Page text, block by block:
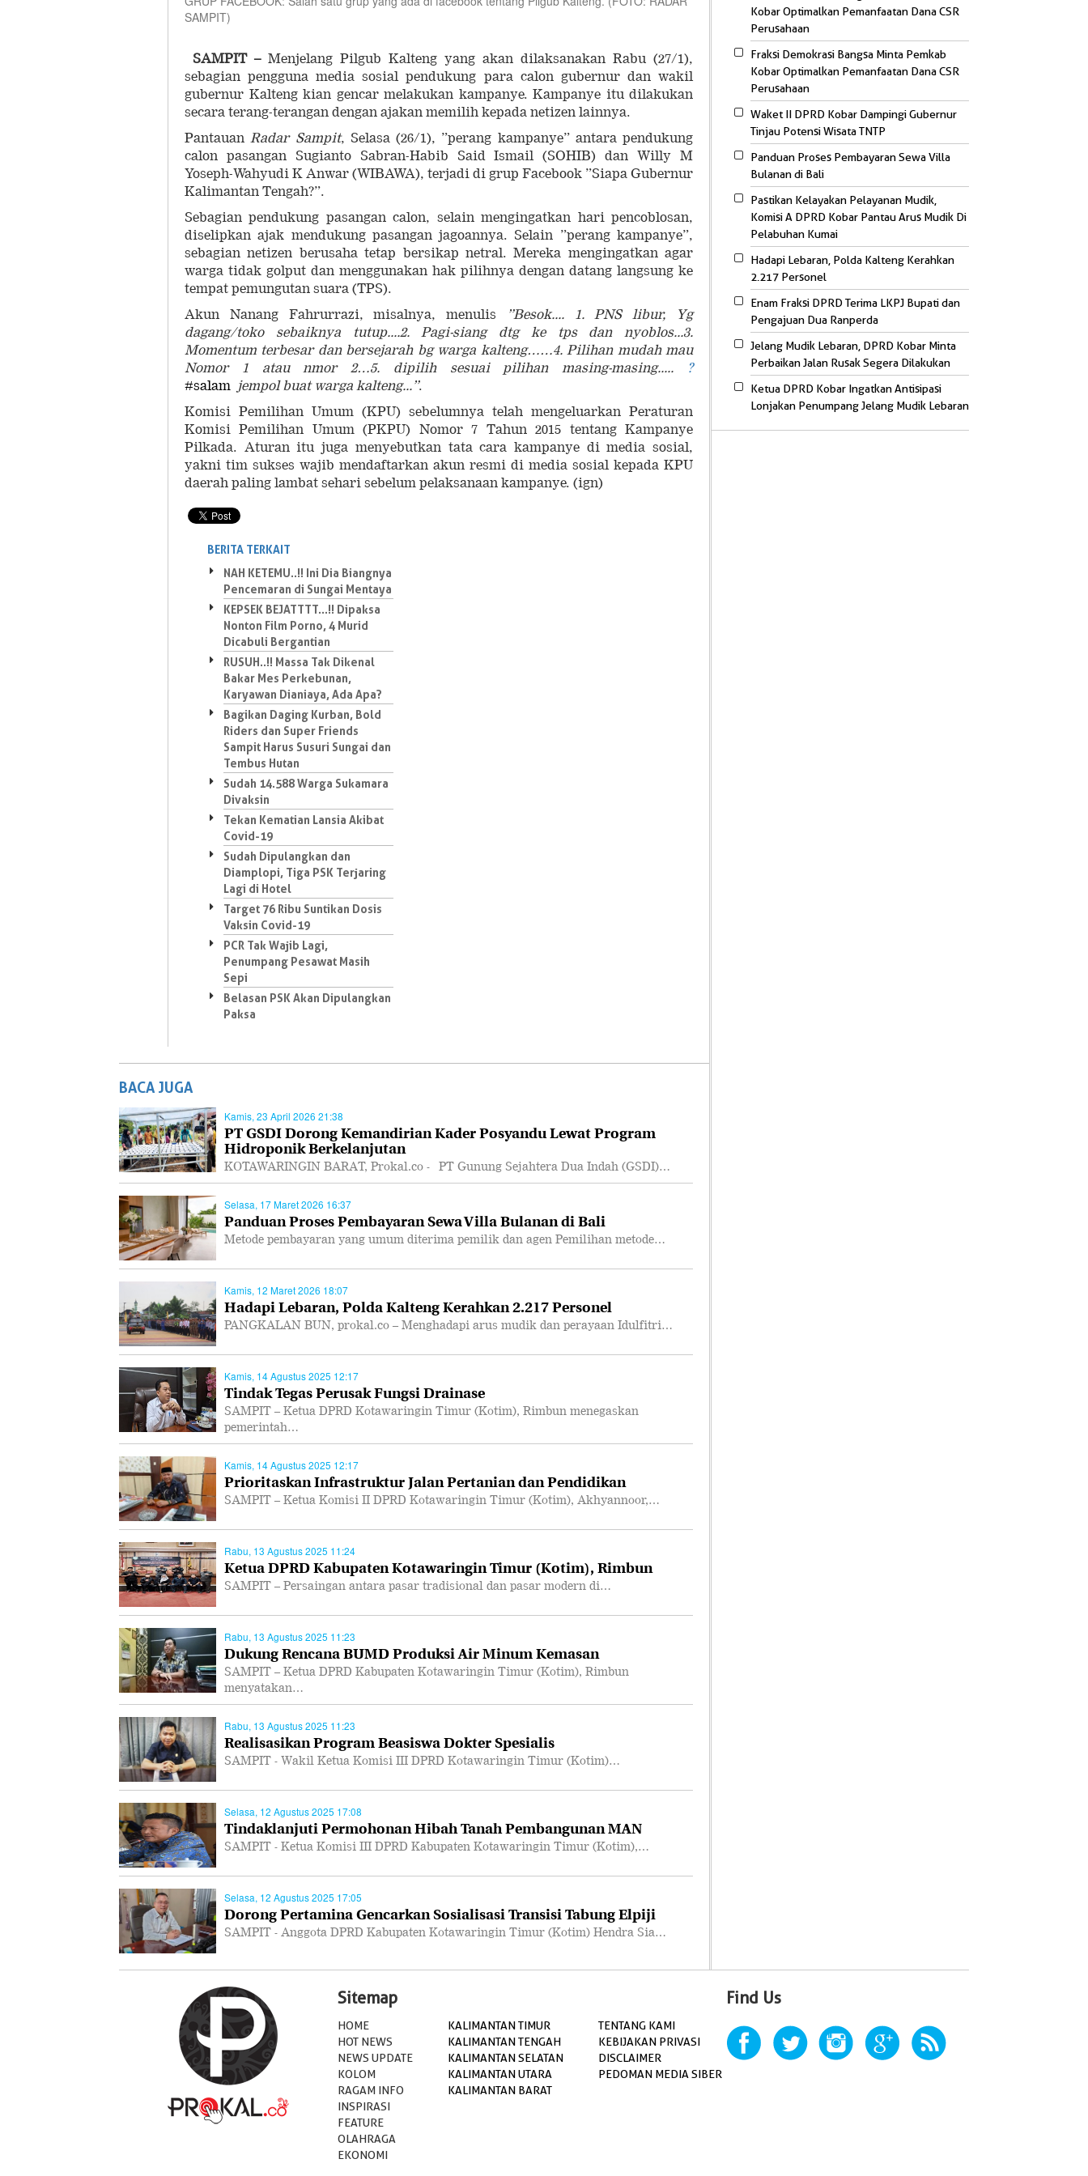
SAMPIT)
SAMPIT –Menjelang Pilgub Kalteng yang akan dilaksanakan Rabu (27/1),
sebagian pengguna media sosial pendukung para calon gubernur dan wakil
gubernur Kalteng kian gencar melakukan kampanye. Kampanye itu dilakukan
secara terang-terangan dengan ajakan memilih kepada netizen lainnya.
PantauanRadar Sampit, Selasa (26/1), ”perang kampanye” antara pendukung
calon pasangan Sugianto Sabran-Habib Said Ismail (SOHIB) dan Willy M
Yoseph-Wahyudi K Anwar (WIBAWA), terjadi di grup Facebook ”Siapa Gubernur
Kalimantan Tengah?”.
Sebagian pendukung pasangan calon, selain mengingatkan hari pencoblosan,
diselipkan ajak mendukung pasangan jagoannya. Selain ”perang kampanye”,
sebagian netizen berusaha tetap bersikap netral. Mereka mengingatkan agar
warga tidak golput dan menggunakan hak pilihnya dengan datang langsung ke
tempat pemungutan suara (TPS).
Akun Nanang Fahrurrazi, misalnya, menulis
”Besok.... 1. PNS libur, Yg
dagang/toko sebaiknya tutup....2. Pagi-siang dtg ke tps dan nyoblos...3.
Momentum terbesar dan bersejarah bg warga kalteng……4. Pilihan mudah mau
Nomor 1 atau nmor 2…5. dipilih sesuai pilihan masing-masing..... ?
#salam jempol buat warga kalteng...”.
Komisi Pemilihan Umum (KPU) sebelumnya telah mengeluarkan Peraturan
Komisi Pemilihan Umum (PKPU) Nomor 7 Tahun 2015 tentang Kampanye
Pilkada. Aturan itu juga menyebutkan tata cara kampanye di media sosial,
yakni tim sukses wajib mendaftarkan akun resmi di media sosial kepada KPU
daerah paling lambat sehari sebelum pelaksanaan kampanye. (ign)
BERITA TERKAIT
NAH KETEMU..!! Ini Dia Biangnya
Pencemaran di Sungai Mentaya
KEPSEK BEJATTTT...!! Dipaksa
Nonton Film Porno, 4 Murid
Dicabuli Bergantian
RUSUH..!! Massa Tak Dikenal
Bakar Mes Perkebunan,
Karyawan Dianiaya, Ada Apa?
Bagikan Daging Kurban, Bold
Riders dan Super Friends
Sampit Harus Susuri Sungai dan
Tembus Hutan
Sudah 14.588 Warga Sukamara
Divaksin
Tekan Kematian Lansia Akibat
Covid-19
Sudah Dipulangkan dan
Diamplopi, Tiga PSK Terjaring
Lagi di Hotel
Target 76 Ribu Suntikan Dosis
Vaksin Covid-19
PCR Tak Wajib Lagi,
Penumpang Pesawat Masih
Sepi
Belasan PSK Akan Dipulangkan
Paksa
BACA JUGA
Kamis, 23 April 2026 21:38
PT GSDI Dorong Kemandirian Kader Posyandu Lewat Program
Hidroponik Berkelanjutan
KOTAWARINGIN BARAT, Prokal.co - PT Gunung Sejahtera Dua Indah (GSDI)…
Selasa, 17 Maret 2026 16:37
Panduan Proses Pembayaran Sewa Villa Bulanan di Bali
Metode pembayaran yang umum diterima pemilik dan agen Pemilihan metode…
Kamis, 12 Maret 2026 18:07
Hadapi Lebaran, Polda Kalteng Kerahkan 2.217 Personel
PANGKALAN BUN, prokal.co – Menghadapi arus mudik dan perayaan Idulfitri…
Kamis, 14 Agustus 2025 12:17
Tindak Tegas Perusak Fungsi Drainase
SAMPIT – Ketua DPRD Kotawaringin Timur (Kotim), Rimbun menegaskan
pemerintah…
Kamis, 14 Agustus 2025 12:17
Prioritaskan Infrastruktur Jalan Pertanian dan Pendidikan
SAMPIT – Ketua Komisi II DPRD Kotawaringin Timur (Kotim), Akhyannoor,…
Rabu, 13 Agustus 2025 11:24
Ketua DPRD Kabupaten Kotawaringin Timur (Kotim), Rimbun
SAMPIT – Persaingan antara pasar tradisional dan pasar modern di…
Rabu, 13 Agustus 2025 11:23
Dukung Rencana BUMD Produksi Air Minum Kemasan
SAMPIT – Ketua DPRD Kabupaten Kotawaringin Timur (Kotim), Rimbun
menyatakan…
Rabu, 13 Agustus 2025 11:23
Realisasikan Program Beasiswa Dokter Spesialis
SAMPIT - Wakil Ketua Komisi III DPRD Kotawaringin Timur (Kotim)…
Selasa, 12 Agustus 2025 17:08
Tindaklanjuti Permohonan Hibah Tanah Pembangunan MAN
SAMPIT - Ketua Komisi III DPRD Kabupaten Kotawaringin Timur (Kotim),…
Selasa, 12 Agustus 2025 17:05
Dorong Pertamina Gencarkan Sosialisasi Transisi Tabung Elpiji
SAMPIT - Anggota DPRD Kabupaten Kotawaringin Timur (Kotim) Hendra Sia…
Kobar Optimalkan Pemanfaatan Dana CSR
Perusahaan
Fraksi Demokrasi Bangsa Minta Pemkab
Kobar Optimalkan Pemanfaatan Dana CSR
Perusahaan
Waket II DPRD Kobar Dampingi Gubernur
Tinjau Potensi Wisata TNTP
Panduan Proses Pembayaran Sewa Villa
Bulanan di Bali
Pastikan Kelayakan Pelayanan Mudik,
Komisi A DPRD Kobar Pantau Arus Mudik Di
Pelabuhan Kumai
Hadapi Lebaran, Polda Kalteng Kerahkan
2.217 Personel
Enam Fraksi DPRD Terima LKPJ Bupati dan
Pengajuan Dua Ranperda
Jelang Mudik Lebaran, DPRD Kobar Minta
Perbaikan Jalan Rusak Segera Dilakukan
Ketua DPRD Kobar Ingatkan Antisipasi
Lonjakan Penumpang Jelang Mudik Lebaran
Sitemap
HOME
HOT NEWS
NEWS UPDATE
KOLOM
RAGAM INFO
INSPIRASI
FEATURE
OLAHRAGA
EKONOMI
KALIMANTAN TIMUR
KALIMANTAN TENGAH
KALIMANTAN SELATAN
KALIMANTAN UTARA
KALIMANTAN BARAT
TENTANG KAMI
KEBIJAKAN PRIVASI
DISCLAIMER
PEDOMAN MEDIA SIBER
Find Us